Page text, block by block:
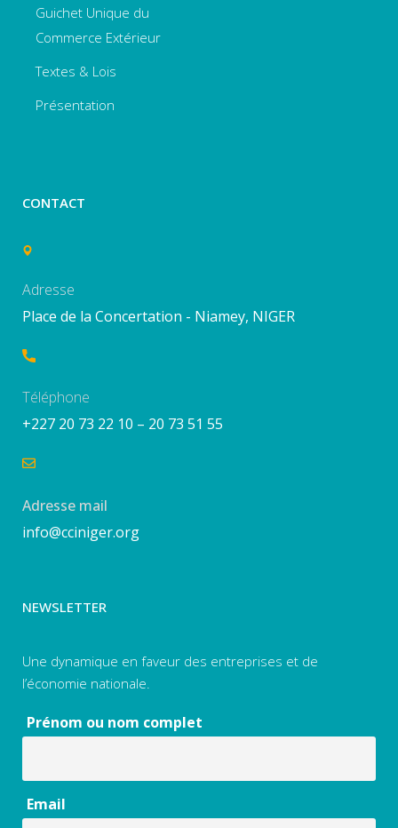
Guichet Unique du
Commerce Extérieur
Textes & Lois
Présentation
CONTACT
Adresse
Place de la Concertation - Niamey, NIGER
Téléphone
+227 20 73 22 10 – 20 73 51 55
Adresse mail
info@cciniger.org
NEWSLETTER
Une dynamique en faveur des entreprises et de
l’économie nationale.
Prénom ou nom complet
Email